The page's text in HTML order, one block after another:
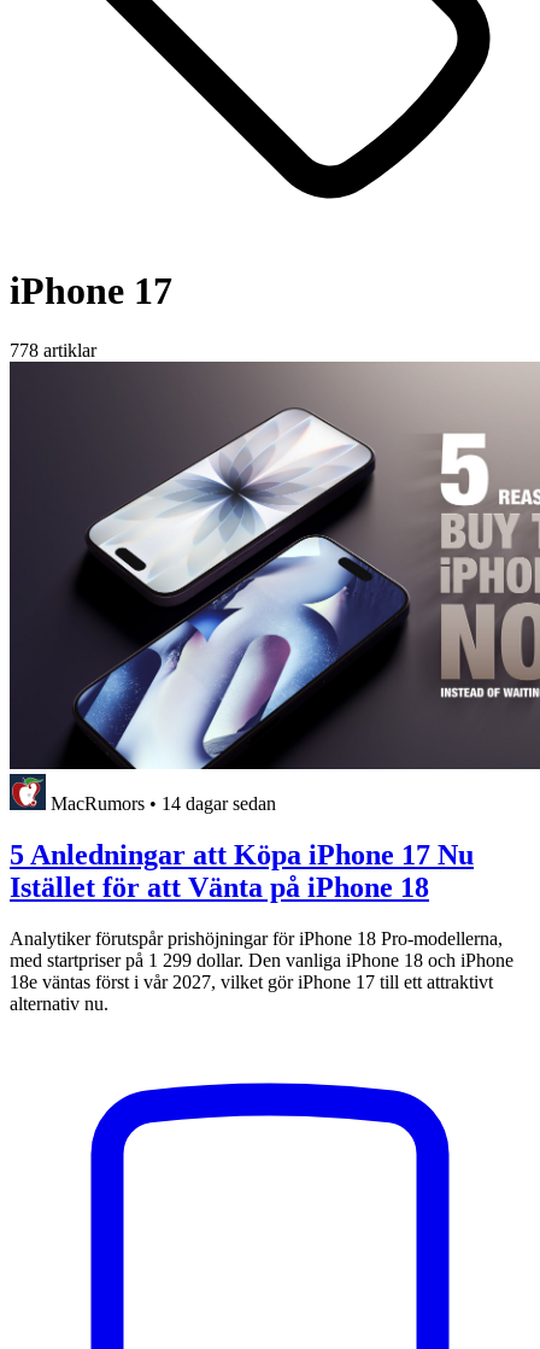
iPhone 17
778 artiklar
MacRumors • 14 dagar sedan
5 Anledningar att Köpa iPhone 17 Nu
Istället för att Vänta på iPhone 18
Analytiker förutspår prishöjningar för iPhone 18 Pro-modellerna,
med startpriser på 1 299 dollar. Den vanliga iPhone 18 och iPhone
18e väntas först i vår 2027, vilket gör iPhone 17 till ett attraktivt
alternativ nu.